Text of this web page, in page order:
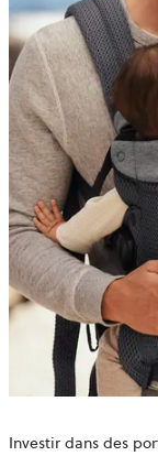
Investir dans des